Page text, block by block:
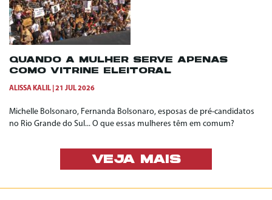
QUANDO A MULHER SERVE APENAS
COMO VITRINE ELEITORAL
ALISSA KALIL 21 JUL 2026
Michelle Bolsonaro, Fernanda Bolsonaro, esposas de pré-candidatos
no Rio Grande do Sul... O que essas mulheres têm em comum?
VEJA MAIS